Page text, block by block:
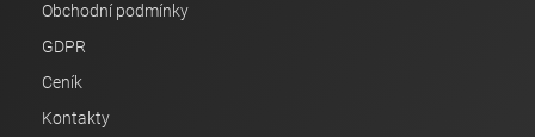
Obchodní podmínky
GDPR
Ceník
Kontakty